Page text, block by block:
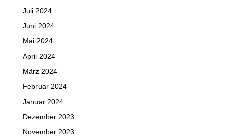
Juli 2024
Juni 2024
Mai 2024
April 2024
März 2024
Februar 2024
Januar 2024
Dezember 2023
November 2023